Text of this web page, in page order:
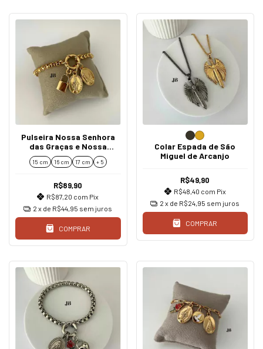
Pulseira Nossa Senhora
das Graças e Nossa
Senhora de Fátima
Dourado
15 cm 16 cm 17 cm + 5
R$89,90
R$87,20 com Pix
2 x de R$44,95 sem juros
COMPRAR
Colar Espada de São
Miguel de Arcanjo
R$49,90
R$48,40 com Pix
2 x de R$24,95 sem juros
COMPRAR